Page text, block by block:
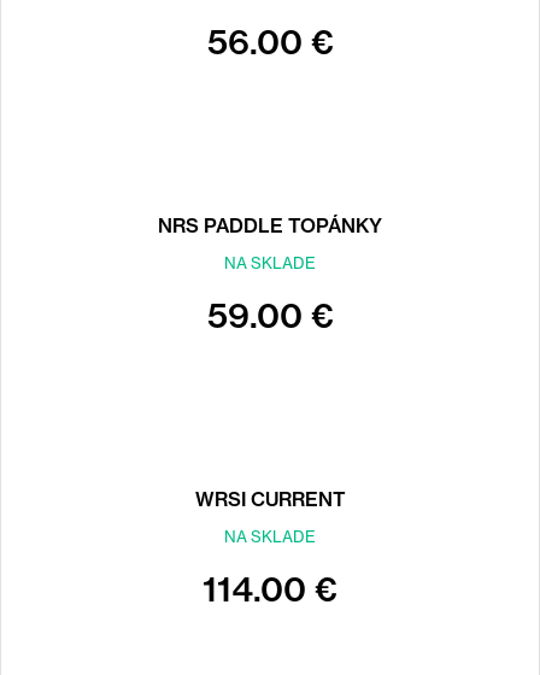
56.00 €
NRS PADDLE TOPÁNKY
NA SKLADE
59.00 €
WRSI CURRENT
NA SKLADE
114.00 €